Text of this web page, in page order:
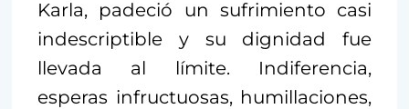
Karla, padeció un sufrimiento casi
indescriptible y su dignidad fue
llevada al límite. Indiferencia,
esperas infructuosas, humillaciones,